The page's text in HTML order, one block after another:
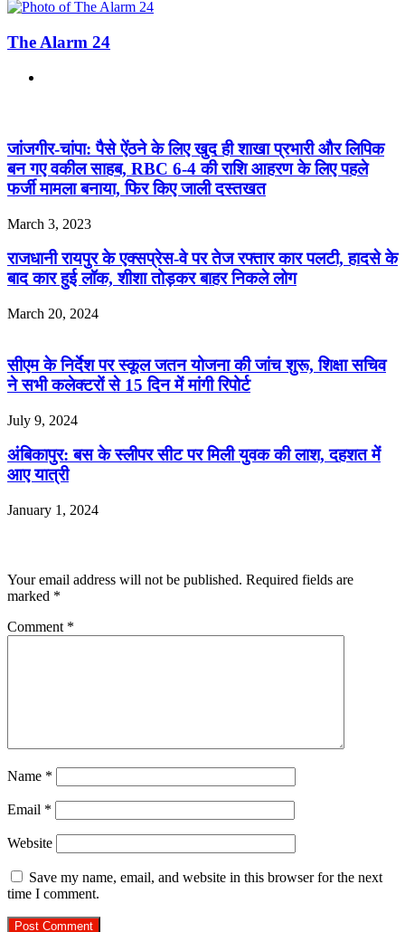
The Alarm 24
जांजगीर-चांपा: पैसे ऐंठने के लिए खुद ही शाखा प्रभारी और लिपिक
बन गए वकील साहब, RBC 6-4 की राशि आहरण के लिए पहले
फर्जी मामला बनाया, फिर किए जाली दस्तखत
March 3, 2023
राजधानी रायपुर के एक्सप्रेस-वे पर तेज रफ्तार कार पलटी, हादसे के
बाद कार हुई लॉक, शीशा तोड़कर बाहर निकले लोग
March 20, 2024
सीएम के निर्देश पर स्कूल जतन योजना की जांच शुरू, शिक्षा सचिव
ने सभी कलेक्टरों से 15 दिन में मांगी रिपोर्ट
July 9, 2024
अंबिकापुर: बस के स्लीपर सीट पर मिली युवक की लाश, दहशत में
आए यात्री
January 1, 2024
Your email address will not be published. Required fields are
marked *
Comment *
Name *
Email *
Website
Save my name, email, and website in this browser for the next
time I comment.